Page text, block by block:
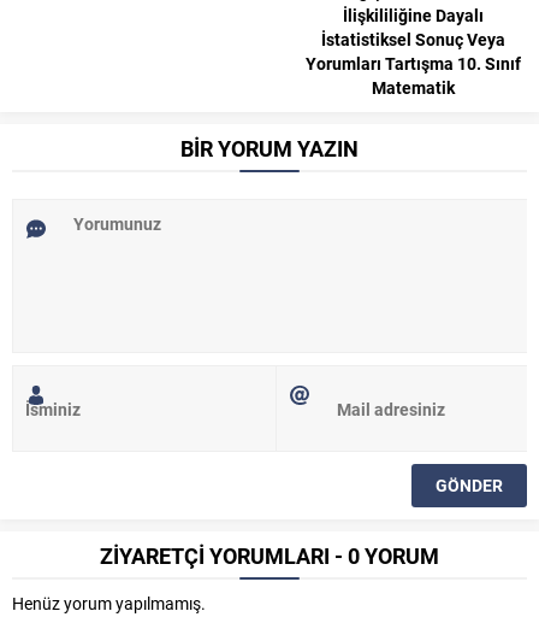
İlişkililiğine Dayalı
İstatistiksel Sonuç Veya
Yorumları Tartışma 10. Sınıf
Matematik
BİR YORUM YAZIN
ZİYARETÇİ YORUMLARI - 0 YORUM
Henüz yorum yapılmamış.